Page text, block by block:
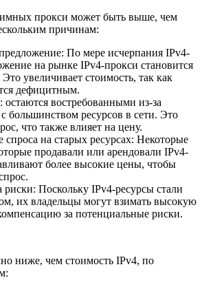
прокси может быть выше, чем
причинам:
По мере исчерпания IPv4-
на рынке IPv4-прокси становится
увеличивает стоимость, так как
дефицитным.
востребованными из-за
большинством ресурсов в сети. Это
что также влияет на цену.
спроса на старых ресурсах: Некоторые
продавали или арендовали IPv4-
более высокие цены, чтобы
риски: Поскольку IPv4-ресурсы стали
их владельцы могут взимать высокую
за потенциальные риски.
ниже, чем стоимость IPv4, по